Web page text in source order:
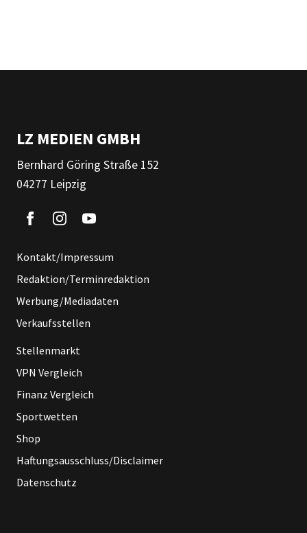
LZ MEDIEN GMBH
Bernhard Göring Straße 152
04277 Leipzig
Kontakt/Impressum
Redaktion/Terminredaktion
Werbung/Mediadaten
Verkaufsstellen
Stellenmarkt
VPN Vergleich
Finanz Vergleich
Sportwetten
Shop
Haftungsausschluss/Disclaimer
Datenschutz